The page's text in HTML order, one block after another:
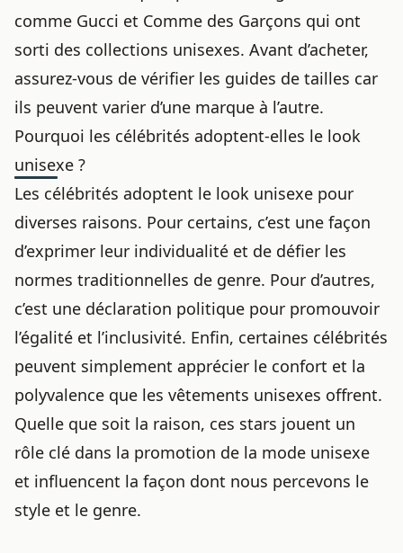
comme Gucci et Comme des Garçons qui ont
sorti des collections unisexes. Avant d’acheter,
assurez-vous de vérifier les guides de tailles car
ils peuvent varier d’une marque à l’autre.
Pourquoi les célébrités adoptent-elles le look
unisexe ?
Les célébrités adoptent le look unisexe pour
diverses raisons. Pour certains, c’est une façon
d’exprimer leur individualité et de défier les
normes traditionnelles de genre. Pour d’autres,
c’est une déclaration politique pour promouvoir
l’égalité et l’inclusivité. Enfin, certaines célébrités
peuvent simplement apprécier le confort et la
polyvalence que les vêtements unisexes offrent.
Quelle que soit la raison, ces stars jouent un
rôle clé dans la promotion de la mode unisexe
et influencent la façon dont nous percevons le
style et le genre.